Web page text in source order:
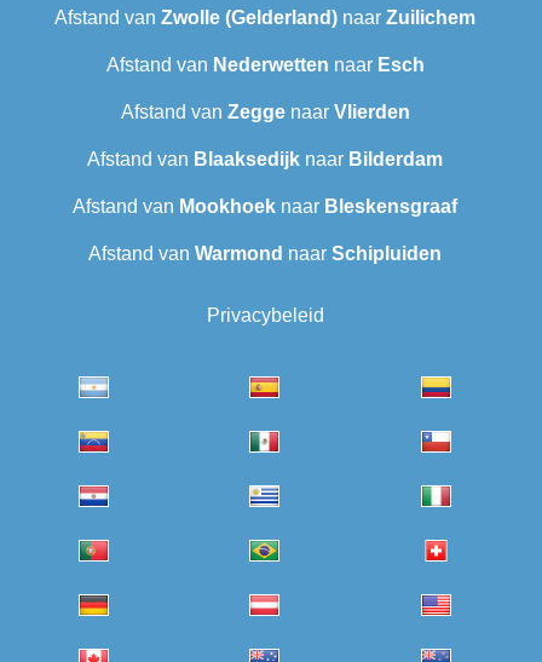
Afstand van Zwolle (Gelderland) naar Zuilichem
Afstand van Nederwetten naar Esch
Afstand van Zeggenaar Vlierden
Afstand van Blaaksedijk naar Bilderdam
Afstand van Mookhoek naar Bleskensgraaf
Afstand van Warmond naar Schipluiden
Privacybeleid